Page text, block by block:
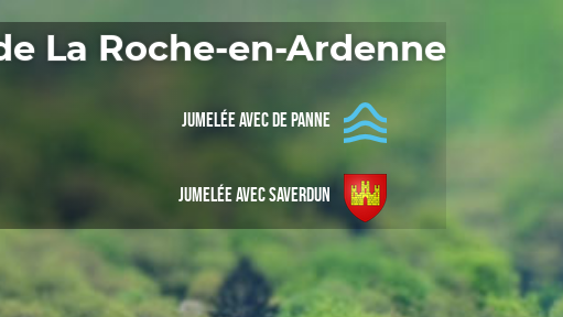
La Roche-en-Ardenne
Jumelée avec De Panne
Jumelée avec Saverdun